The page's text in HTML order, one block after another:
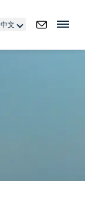
中文